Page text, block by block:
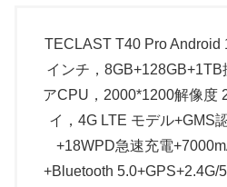
TECLAST T40 Pro Android
インチ，8GB+128GB+1TB
アCPU，2000*1200解像度
イ，4G LTE モデル+GMS
+18WPD急速充電
+Bluetooth 5.0+GPS+2.4G/